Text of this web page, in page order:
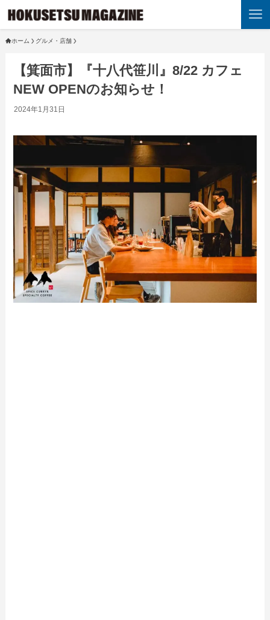
ホーム グルメ・店舗
【箕面市】『十八代笹川』8/22 カフェ
NEW OPENのお知らせ！
2024年1月31日